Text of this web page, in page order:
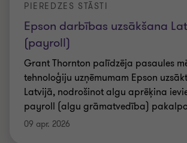
Epson darbības uzsākšana
(payroll)
PIEREDZES STĀSTI
Grant Thornton palīdzēja pasaules
tehnoloģiju uzņēmumam Epson
Latvijā, nodrošinot algu aprēķina
payroll (algu grāmatvedība)
09 apr. 2026